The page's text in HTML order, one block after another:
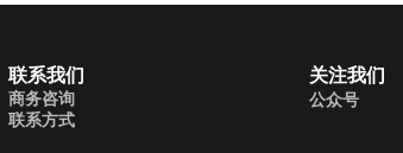
联系我们
商务咨询
联系方式
关注我们
公众号